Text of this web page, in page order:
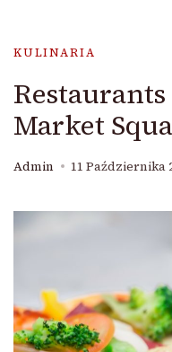
KULINARIA
Market
Admin 11 Października